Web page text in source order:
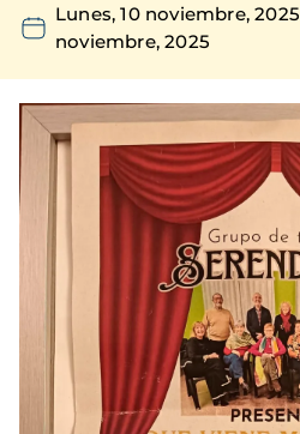
Lunes, 10 noviembre, 2025
noviembre, 2025